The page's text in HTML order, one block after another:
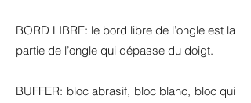
BORD LIBRE: le bord libre de l’ongle est la
partie de l’ongle qui dépasse du doigt.
BUFFER: bloc abrasif, bloc blanc, bloc qui